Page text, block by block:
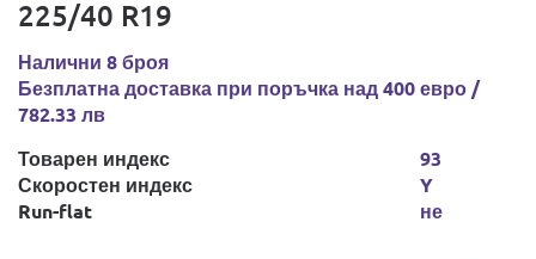
225/40 R19
Налични 8 броя
Безплатна доставка при поръчка над 400 евро /
782.33 лв
Товарен индекс
Скоростен индекс
Run-flat
93
Y
не